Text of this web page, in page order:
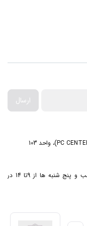
ارسال
از شنبه تا چهارشنبه 9 صبح تا 14 و 17عصر تا 21 شب و پنج شنبه ها از 9تا 14 در